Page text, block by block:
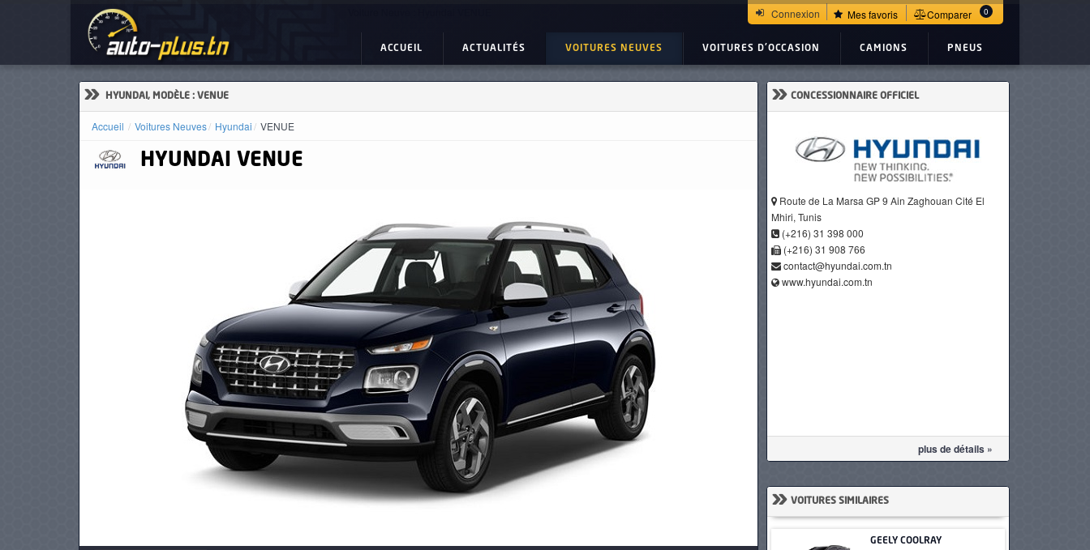
Connexion Mes favoris Comparer 0
ACCUEIL ACTUALITÉS VOITURES NEUVES VOITURES D'OCCASION CAMIONS PNEUS
» HYUNDAI, MODÈLE : VENUE
Accueil Voitures Neuves Hyundai VENUE
HYUNDAI VENUE
» CONCESSIONNAIRE OFFICIEL
Route de La Marsa GP 9 Ain Zaghouan Cité El
Mhiri, Tunis
(+216) 31 398 000
(+216) 31 908 766
contact@hyundai.com.tn
www.hyundai.com.tn
plus de détails »
» VOITURES SIMILAIRES
GEELY COOLRAY
ACTUALITÉS
VOITURES